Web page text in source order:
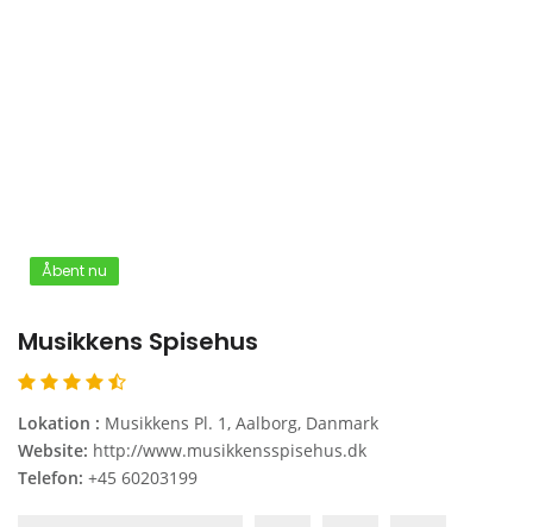
Åbent nu
Musikkens Spisehus
Lokation : Musikkens Pl. 1, Aalborg, Danmark
Website: http://www.musikkensspisehus.dk
Telefon: +45 60203199